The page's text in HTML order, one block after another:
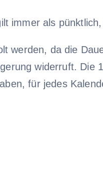
immer als
werden, da die
widerruft. Die
für jedes